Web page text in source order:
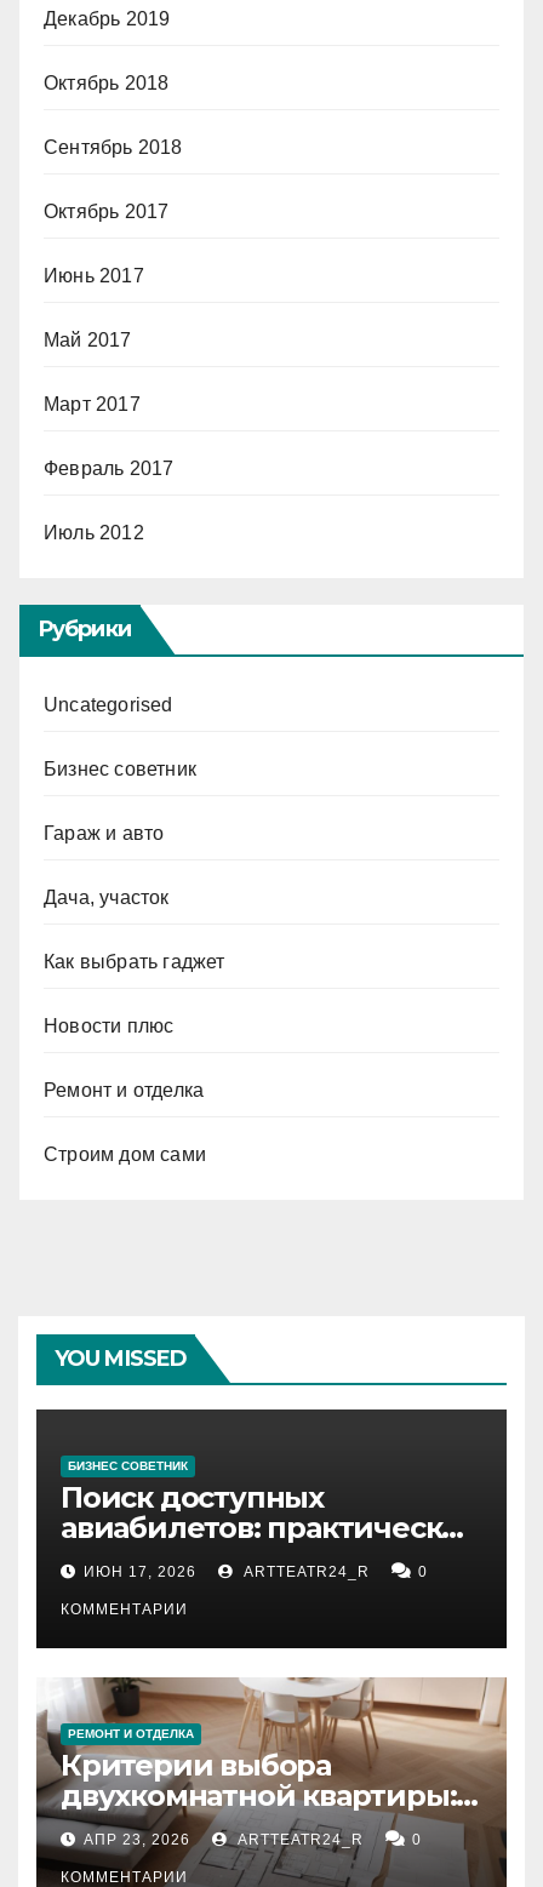
Декабрь 2019
Октябрь 2018
Сентябрь 2018
Октябрь 2017
Июнь 2017
Май 2017
Март 2017
Февраль 2017
Июль 2012
Рубрики
Uncategorised
Бизнес советник
Гараж и авто
Дача, участок
Как выбрать гаджет
Новости плюс
Ремонт и отделка
Строим дом сами
YOU MISSED
БИЗНЕС СОВЕТНИК
Поиск доступных
авиабилетов: практические
рекомендации
ИЮН 17, 2026 ARTTEATR24_R 0
КОММЕНТАРИИ
РЕМОНТ И ОТДЕЛКА
Критерии выбора
двухкомнатной квартиры:
планировка, площадь,
состояние и документация
АПР 23, 2026 ARTTEATR24_R 0
КОММЕНТАРИИ